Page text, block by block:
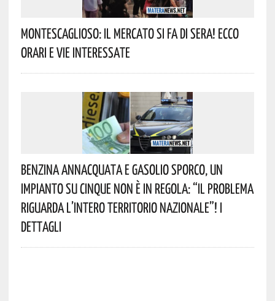
Montescaglioso: Il Mercato Si Fa Di Sera! Ecco
Orari E Vie Interessate
Benzina Annacquata E Gasolio Sporco, Un
Impianto Su Cinque Non È In Regola: “il Problema
Riguarda L’intero Territorio Nazionale”! I
Dettagli